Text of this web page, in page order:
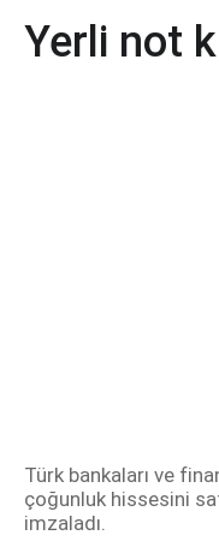
Yerli not
Türk bankaları ve
çoğunluk hissesini
imzaladı.